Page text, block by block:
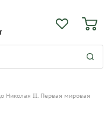
Николая II. Первая мировая